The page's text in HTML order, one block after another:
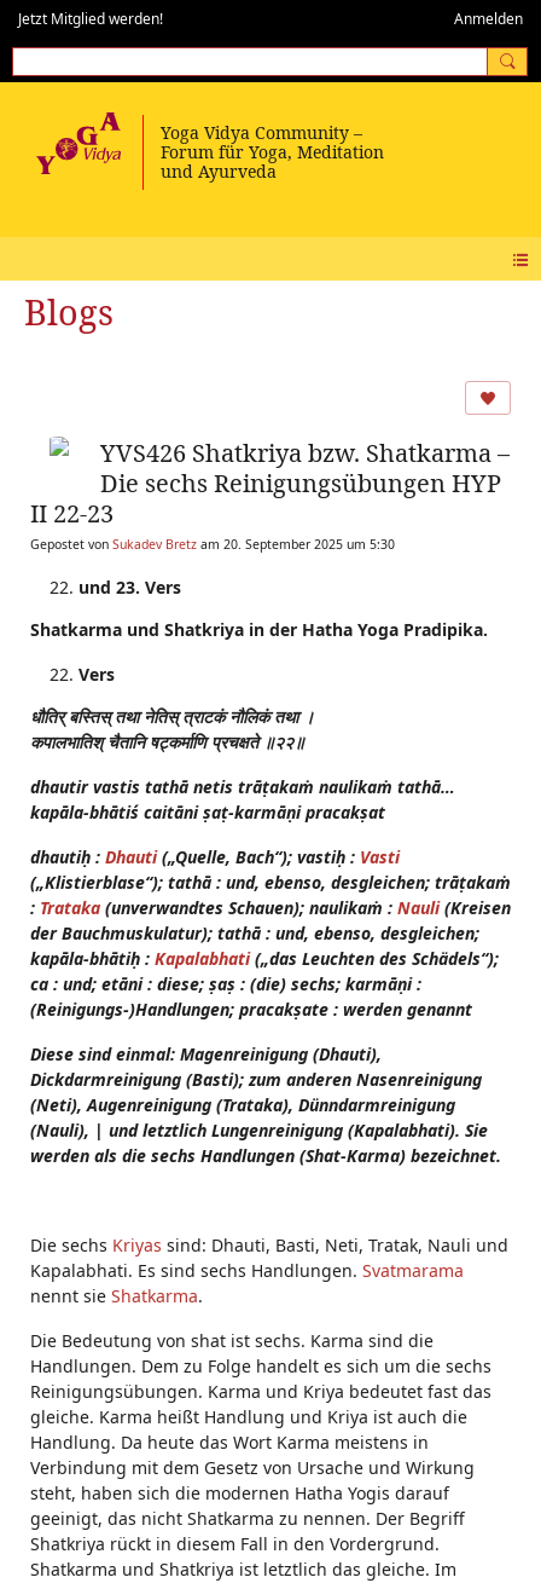
Jetzt Mitglied werden! Anmelden
Blogs
YVS426 Shatkriya bzw. Shatkarma –
Die sechs Reinigungsübungen HYP
II 22-23
Gepostet von Sukadev Bretz am 20. September 2025 um 5:30
und 23. Vers
Shatkarma und Shatkriya in der Hatha Yoga Pradipika.
Vers
धौतिर् बस्तिस् तथा नेतिस् त्राटकं नौलिकं तथा ।
कपालभातिश् चैतानि षट्कर्माणि प्रचक्षते ॥२२॥
dhautir vastis tathā netis trāṭakaṁ naulikaṁ tathā…
kapāla-bhātiś caitāni ṣaṭ-karmāṇi pracakṣat
dhautiḥ : Dhauti(„Quelle, Bach“); vastiḥ : Vasti
(„Klistierblase“); tathā : und, ebenso, desgleichen; trāṭakaṁ
: Trataka (unverwandtes Schauen); naulikaṁ : Nauli(Kreisen
der Bauchmuskulatur); tathā : und, ebenso, desgleichen;
kapāla-bhātiḥ : Kapalabhati(„das Leuchten des Schädels“);
ca : und; etāni : diese; ṣaṣ : (die) sechs; karmāṇi :
(Reinigungs-)Handlungen; pracakṣate : werden genannt
Diese sind einmal: Magenreinigung (Dhauti),
Dickdarmreinigung (Basti); zum anderen Nasenreinigung
(Neti), Augenreinigung (Trataka), Dünndarmreinigung
(Nauli), | und letztlich Lungenreinigung (Kapalabhati). Sie
werden als die sechs Handlungen (Shat-Karma) bezeichnet.
Die sechs Kriyas sind: Dhauti, Basti, Neti, Tratak, Nauli und
Kapalabhati. Es sind sechs Handlungen. Svatmarama
nennt sie Shatkarma.
Die Bedeutung von shat ist sechs. Karma sind die
Handlungen. Dem zu Folge handelt es sich um die sechs
Reinigungsübungen. Karma und Kriya bedeutet fast das
gleiche. Karma heißt Handlung und Kriya ist auch die
Handlung. Da heute das Wort Karma meistens in
Verbindung mit dem Gesetz von Ursache und Wirkung
steht, haben sich die modernen Hatha Yogis darauf
geeinigt, das nicht Shatkarma zu nennen. Der Begriff
Shatkriya rückt in diesem Fall in den Vordergrund.
Shatkarma und Shatkriya ist letztlich das gleiche. Im